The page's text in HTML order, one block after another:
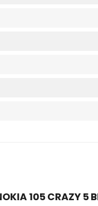
105 CRAZY 5